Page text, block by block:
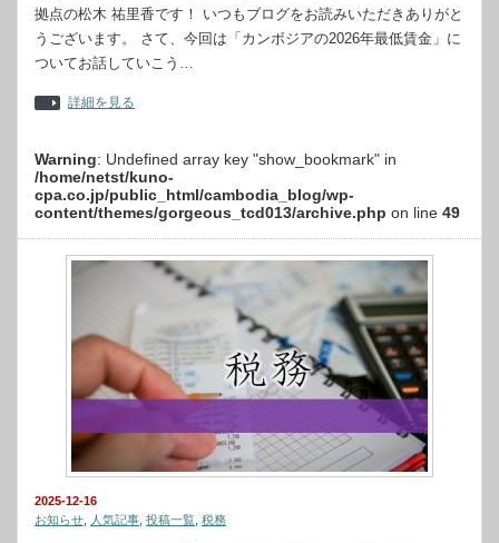
拠点の松木 祐里香です！ いつもブログをお読みいただきありがと
うございます。 さて、今回は「カンボジアの2026年最低賃金」に
ついてお話していこう…
詳細を見る
Warning: Undefined array key "show_bookmark" in
/home/netst/kuno-
cpa.co.jp/public_html/cambodia_blog/wp-
content/themes/gorgeous_tcd013/archive.php on line 49
2025-12-16
お知らせ
人気記事 投稿一覧 税務